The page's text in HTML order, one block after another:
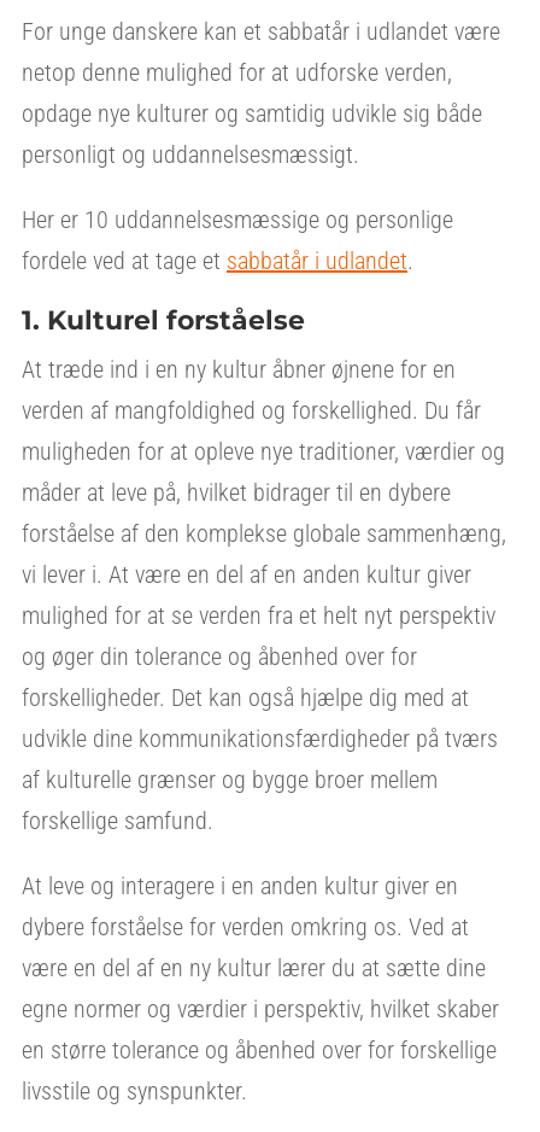
For unge danskere kan et sabbatår i udlandet være
netop denne mulighed for at udforske verden,
opdage nye kulturer og samtidig udvikle sig både
personligt og uddannelsesmæssigt.
Her er 10 uddannelsesmæssige og personlige
fordele ved at tage et sabbatår i udlandet.
1. Kulturel forståelse
At træde ind i en ny kultur åbner øjnene for en
verden af mangfoldighed og forskellighed. Du får
muligheden for at opleve nye traditioner, værdier og
måder at leve på, hvilket bidrager til en dybere
forståelse af den komplekse globale sammenhæng,
vi lever i. At være en del af en anden kultur giver
mulighed for at se verden fra et helt nyt perspektiv
og øger din tolerance og åbenhed over for
forskelligheder. Det kan også hjælpe dig med at
udvikle dine kommunikationsfærdigheder på tværs
af kulturelle grænser og bygge broer mellem
forskellige samfund.
At leve og interagere i en anden kultur giver en
dybere forståelse for verden omkring os. Ved at
være en del af en ny kultur lærer du at sætte dine
egne normer og værdier i perspektiv, hvilket skaber
en større tolerance og åbenhed over for forskellige
livsstile og synspunkter.